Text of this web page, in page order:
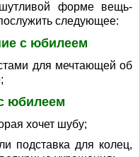
форме вещь-
следующее:
с юбилеем
для мечтающей об
юбилеем
хочет шубу;
подставка для колец,